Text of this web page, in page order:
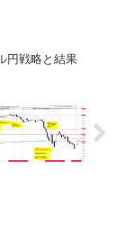
円戦略と結果